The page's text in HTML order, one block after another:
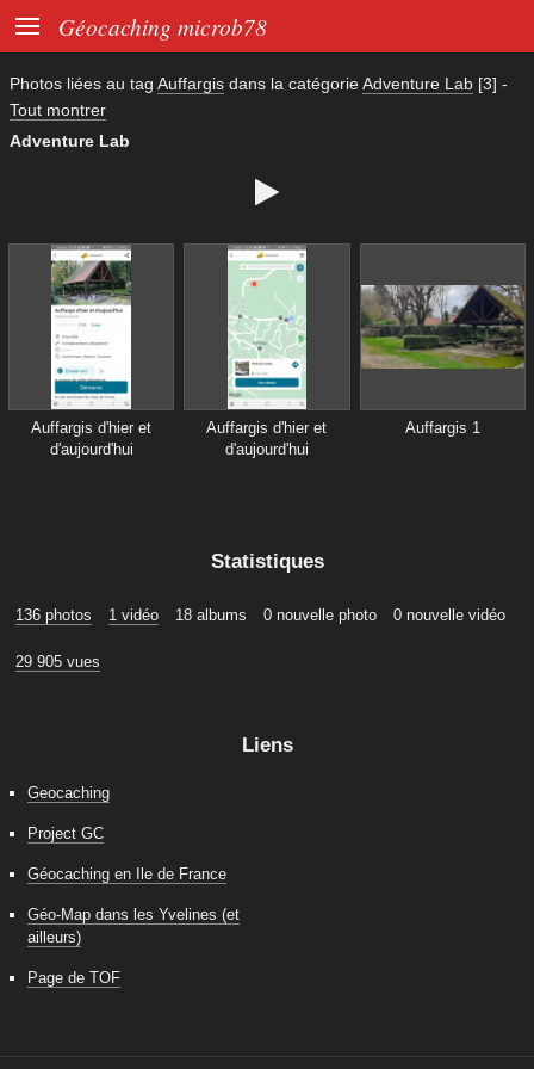
 Géocaching microb78
Photos liées au tag Auffargis dans la catégorieAdventure Lab [3] -
Tout montrer
Adventure Lab

Auffargis d'hier et
d'aujourd'hui
Auffargis d'hier et
d'aujourd'hui
Auffargis 1
Statistiques
136 photos 1 vidéo 18 albums 0 nouvelle photo 0 nouvelle vidéo
29 905 vues
Liens
Geocaching
Project GC
Géocaching en Ile de France
Géo-Map dans les Yvelines (et
ailleurs)
Page de TOF